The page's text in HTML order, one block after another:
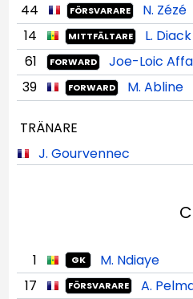
44
FÖRSVARARE
N. Zézé
14
MITTFÄLTARE
L. Diack
61
FORWARD
Joe-Loic
39
FORWARD M. Abline
TRÄNARE
J. Gourvennec
1 GK
M. Ndiaye
17
FÖRSVARARE
A.